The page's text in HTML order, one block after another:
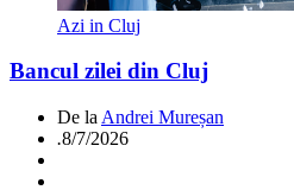
Azi in Cluj
Bancul zilei din Cluj
De la Andrei Mureșan
.8/7/2026